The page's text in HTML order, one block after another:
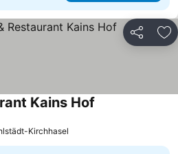
Deli
Kains Hof
Kirchhasel